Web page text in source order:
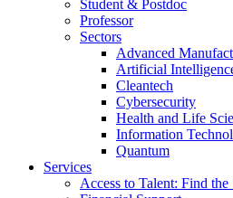
Student & Postdoc
Professor
Sectors
Advanced
Artificial
Cleantech
Cybersecurity
Health and Life
Information
Quantum
Services
Access to Talent: Find